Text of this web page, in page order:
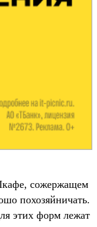
сожержащем
похозяйничать.
этих форм лежат